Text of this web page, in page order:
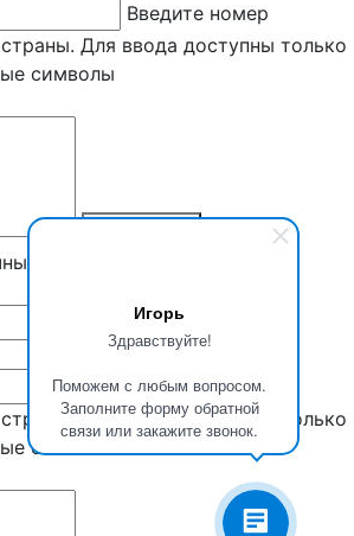
Игорь
Здравствуйте!
Поможем с любым вопросом.
Заполните форму обратной
связи или закажите звонок.
Введите номер
Для ввода доступны только
символы
котлы
Введите номер
Для ввода доступны только
символы